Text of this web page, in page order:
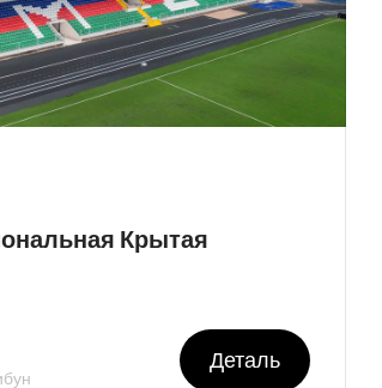
Крытая
Деталь